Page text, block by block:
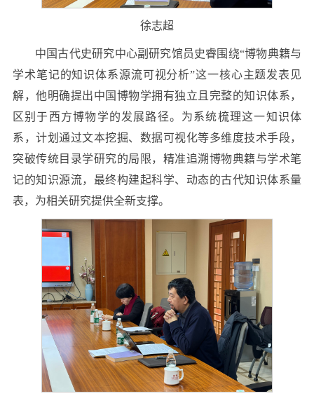
徐志超
中国古代史研究中心副研究馆员史睿围绕“博物典籍与
学术笔记的知识体系源流可视分析”这一核心主题发表见
解，他明确提出中国博物学拥有独立且完整的知识体系，
区别于西方博物学的发展路径。为系统梳理这一知识体
系，计划通过文本挖掘、数据可视化等多维度技术手段，
突破传统目录学研究的局限，精准追溯博物典籍与学术笔
记的知识源流，最终构建起科学、动态的古代知识体系量
表，为相关研究提供全新支撑。